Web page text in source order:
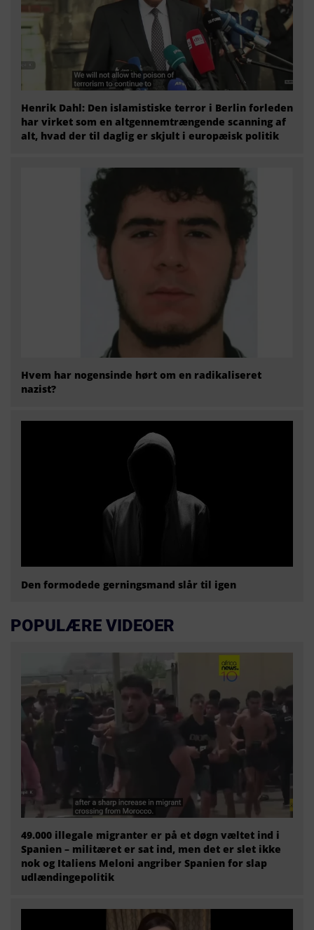
Henrik Dahl: Den islamistiske terror i Berlin forleden
har virket som en altgennemtrængende scanning af
alt, hvad der til daglig er skjult i europæisk politik
Hvem har nogensinde hørt om en radikaliseret
nazist?
Den formodede gerningsmand slår til igen
POPULÆRE VIDEOER
49.000 illegale migranter er på et døgn væltet ind i
Spanien – militæret er sat ind, men det er slet ikke
nok og Italiens Meloni angriber Spanien for slap
udlændingepolitik